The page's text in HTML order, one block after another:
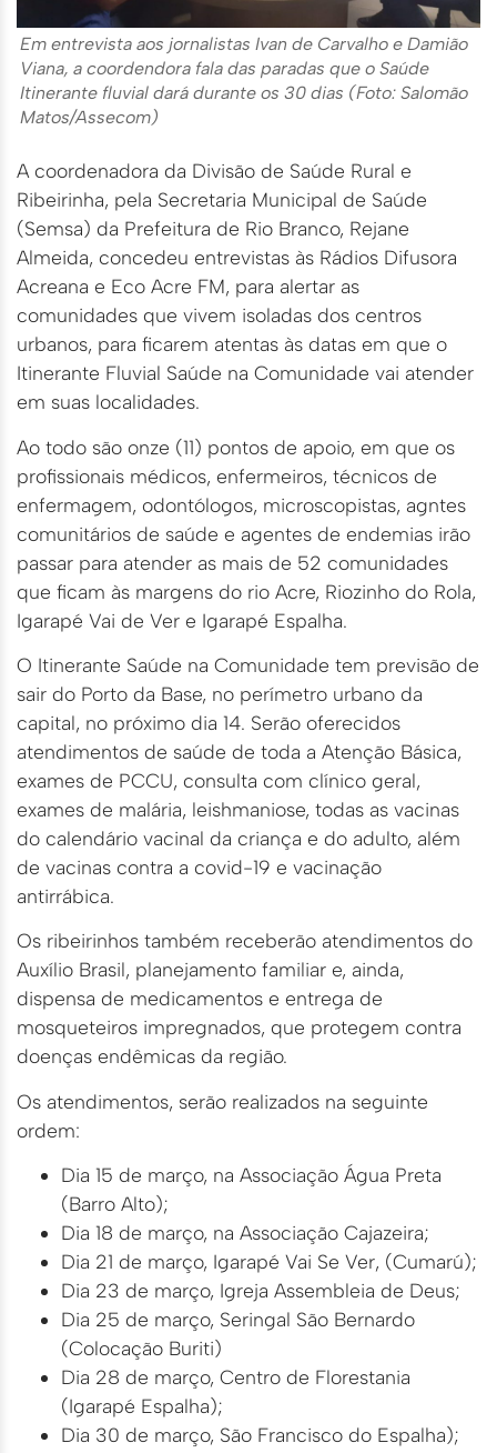
Em entrevista aos jornalistas Ivan de Carvalho e Damião
Viana, a coordendora fala das paradas que o Saúde
Itinerante fluvial dará durante os 30 dias (Foto: Salomão
Matos/Assecom)
A coordenadora da Divisão de Saúde Rural e
Ribeirinha, pela Secretaria Municipal de Saúde
(Semsa) da Prefeitura de Rio Branco, Rejane
Almeida, concedeu entrevistas às Rádios Difusora
Acreana e Eco Acre FM, para alertar as
comunidades que vivem isoladas dos centros
urbanos, para ficarem atentas às datas em que o
Itinerante Fluvial Saúde na Comunidade vai atender
em suas localidades.
Ao todo são onze (11) pontos de apoio, em que os
profissionais médicos, enfermeiros, técnicos de
enfermagem, odontólogos, microscopistas, agntes
comunitários de saúde e agentes de endemias irão
passar para atender as mais de 52 comunidades
que ficam às margens do rio Acre, Riozinho do Rola,
Igarapé Vai de Ver e Igarapé Espalha.
O Itinerante Saúde na Comunidade tem previsão de
sair do Porto da Base, no perímetro urbano da
capital, no próximo dia 14. Serão oferecidos
atendimentos de saúde de toda a Atenção Básica,
exames de PCCU, consulta com clínico geral,
exames de malária, leishmaniose, todas as vacinas
do calendário vacinal da criança e do adulto, além
de vacinas contra a covid-19 e vacinação
antirrábica.
Os ribeirinhos também receberão atendimentos do
Auxílio Brasil, planejamento familiar e, ainda,
dispensa de medicamentos e entrega de
mosqueteiros impregnados, que protegem contra
doenças endêmicas da região.
Os atendimentos, serão realizados na seguinte
ordem:
Dia 15 de março, na Associação Água Preta
(Barro Alto);
Dia 18 de março, na Associação Cajazeira;
Dia 21 de março, Igarapé Vai Se Ver, (Cumarú);
Dia 23 de março, Igreja Assembleia de Deus;
Dia 25 de março, Seringal São Bernardo
(Colocação Buriti)
Dia 28 de março, Centro de Florestania
(Igarapé Espalha);
Dia 30 de março, São Francisco do Espalha);